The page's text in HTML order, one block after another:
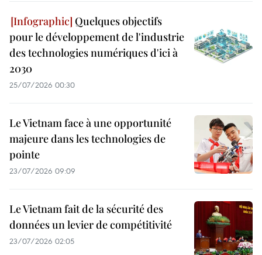
Quelques objectifs
pour le développement de l'industrie
des technologies numériques d'ici à
2030
25/07/2026 00:30
Le Vietnam face à une opportunité
majeure dans les technologies de
pointe
23/07/2026 09:09
Le Vietnam fait de la sécurité des
données un levier de compétitivité
23/07/2026 02:05